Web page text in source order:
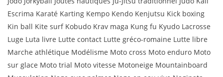
Escrima Karaté Karting Kempo Kendo Kenjutsu Kick boxing
Kin ball Kite surf Kobudo Krav maga Kung fu Kyudo Lacrosse
Luge Luta livre Lutte contact Lutte gréco-romaine Lutte libre
Marche athlétique Modélisme Moto cross Moto enduro Moto
sur glace Moto trial Moto vitesse Motoneige Mountainboard